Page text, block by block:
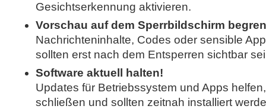
Gesichtserkennung aktivieren.
Vorschau auf dem Sperrbildschirm
Nachrichteninhalte, Codes oder sensible
sollten erst nach dem Entsperren sichtbar
Software aktuell halten!
Updates für Betriebssystem und Apps
schließen und sollten zeitnah installiert